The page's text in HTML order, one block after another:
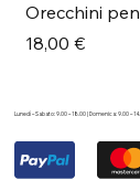
Orecchini
Prezzo
18,00 €
Lunedì – Sabato: 9.00 – 18.00 | Domenica: 9.00 –